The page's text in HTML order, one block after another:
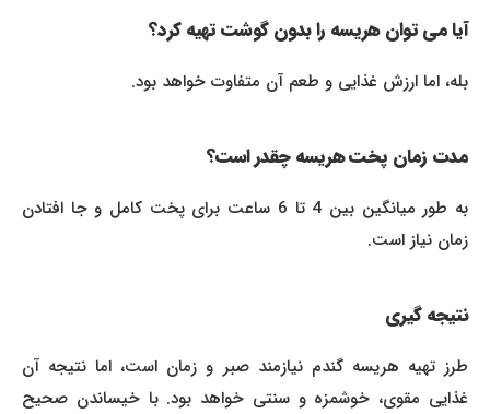
آیا می توان هریسه را بدون گوشت تهیه کرد؟
بله، اما ارزش غذایی و طعم آن متفاوت خواهد بود.
مدت زمان پخت هریسه چقدر است؟
به طور میانگین بین 4 تا 6 ساعت برای پخت کامل و جا افتادن
زمان نیاز است.
نتیجه گیری
طرز تهیه هریسه گندم نیازمند صبر و زمان است، اما نتیجه آن
غذایی مقوی، خوشمزه و سنتی خواهد بود. با خیساندن صحیح